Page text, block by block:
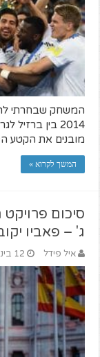
המשחק שבחרתי
2014 בין
מובנים את הקטע ה19 בג'ירו ד'איטליה 2018.
המשך לקרוא »
ג' – פאביו
איל פידל 12 בינואר 2020